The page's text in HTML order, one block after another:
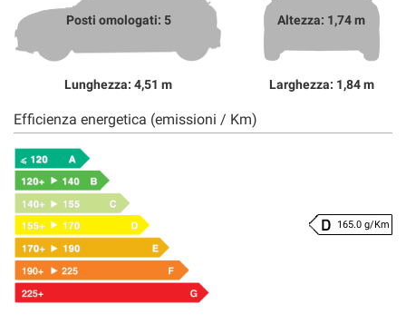
Posti omologati: 5
Lunghezza: 4,51 m
Altezza: 1,74 m
Larghezza: 1,84 m
Efficienza energetica (emissioni / Km)
165.0 g/Km